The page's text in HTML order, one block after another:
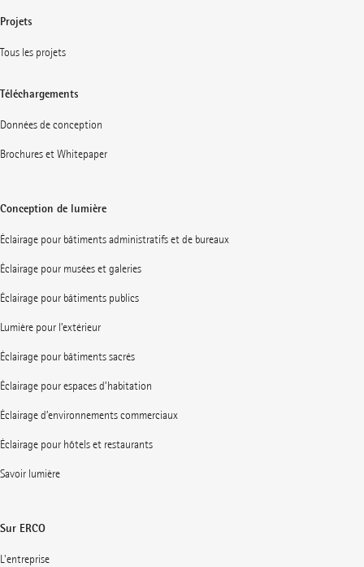
Projets
Tous les projets
Téléchargements
Données de conception
Brochures et Whitepaper
Conception de lumière
Éclairage pour bâtiments administratifs et de bureaux
Éclairage pour musées et galeries
Éclairage pour bâtiments publics
Lumière pour l’extérieur
Éclairage pour bâtiments sacrés
Éclairage pour espaces d’habitation
Éclairage d’environnements commerciaux
Éclairage pour hôtels et restaurants
Savoir lumière
Sur ERCO
L'entreprise